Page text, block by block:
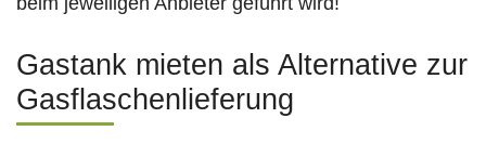
Gastank mieten als Alternative zur
Gasflaschenlieferung